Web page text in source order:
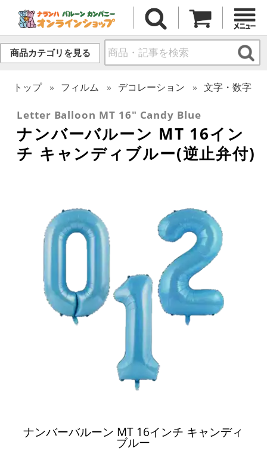
商品カテゴリを見る
トップ フィルム デコレーション 文字・数字
Letter Balloon MT 16" Candy Blue
ナンバーバルーン MT 16イン
チ キャンディブルー(逆止弁付)
ナンバーバルーン MT 16インチ キャンディ
ブルー